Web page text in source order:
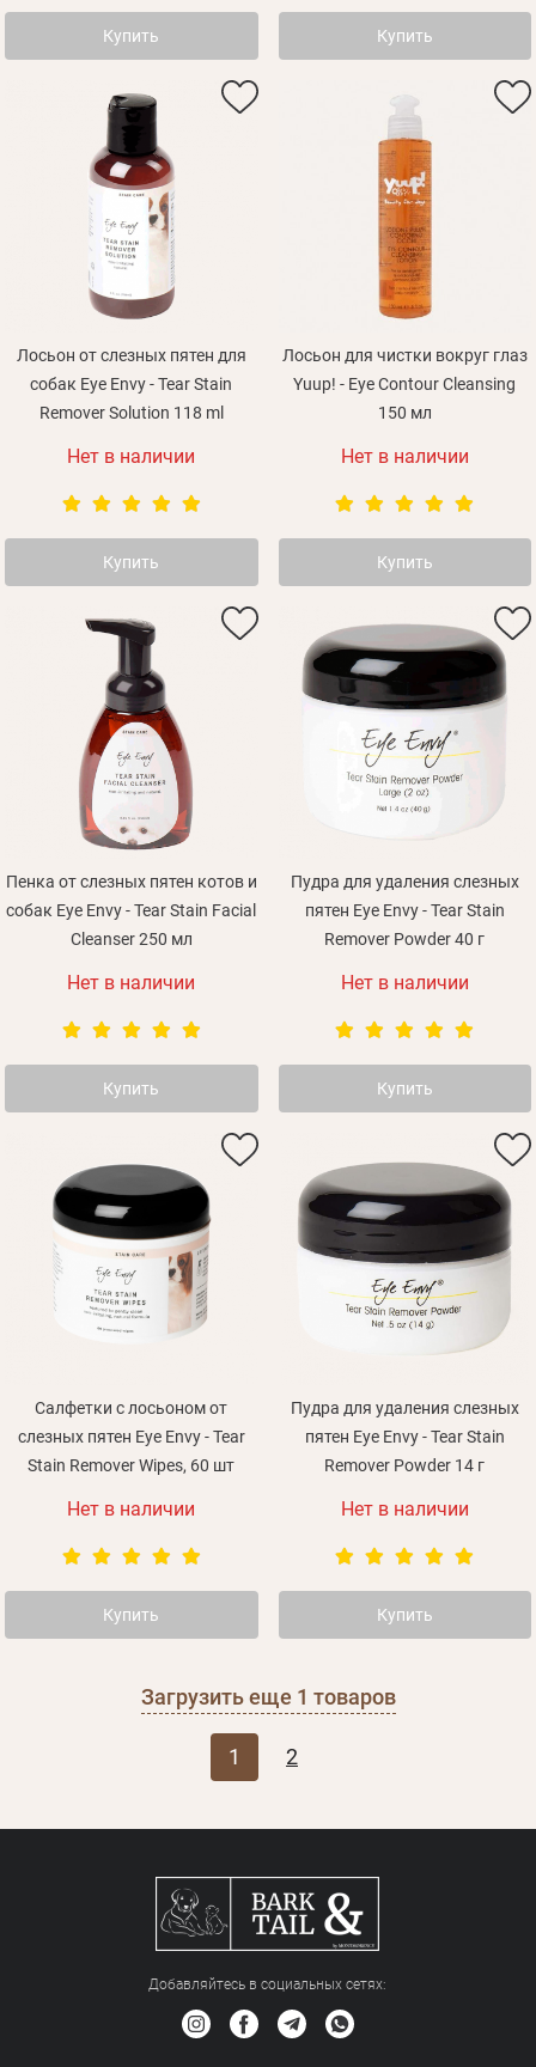
Купить Купить
Лосьон от слезных пятен для
собак Eye Envy - Tear Stain
Remover Solution 118 ml
Нет в наличии
Купить
Лосьон для чистки вокруг глаз
Yuup! - Eye Contour Cleansing
150 мл
Нет в наличии
Купить
Пенка от слезных пятен котов и
собак Eye Envy - Tear Stain Facial
Cleanser 250 мл
Нет в наличии
Купить
Пудра для удаления слезных
пятен Eye Envy - Tear Stain
Remover Powder 40 г
Нет в наличии
Купить
Салфетки с лосьоном от
слезных пятен Eye Envy - Tear
Stain Remover Wipes, 60 шт
Нет в наличии
Купить
Пудра для удаления слезных
пятен Eye Envy - Tear Stain
Remover Powder 14 г
Нет в наличии
Купить
Загрузить еще 1 товаров
1 2
Добавляйтесь в социальных сетяx: